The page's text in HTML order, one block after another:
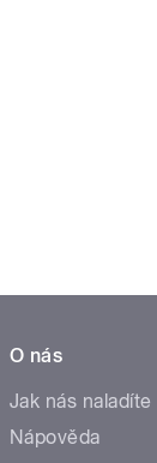
O nás
Jak nás naladíte
Nápověda